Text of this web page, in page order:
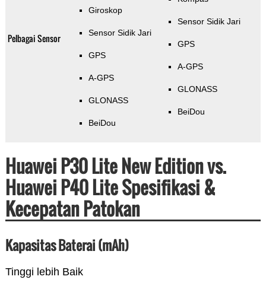
Pelbagai Sensor
Giroskop
Sensor Sidik Jari
GPS
A-GPS
GLONASS
BeiDou
Sensor Sidik Jari
GPS
A-GPS
GLONASS
BeiDou
Huawei P30 Lite New Edition vs.
Huawei P40 Lite Spesifikasi &
Kecepatan Patokan
Kapasitas Baterai (mAh)
Tinggi lebih Baik